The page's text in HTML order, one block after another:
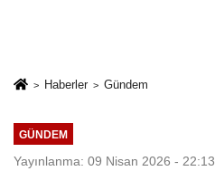
Haberler Gündem
GÜNDEM
Yayınlanma: 09 Nisan 2026 - 22:13